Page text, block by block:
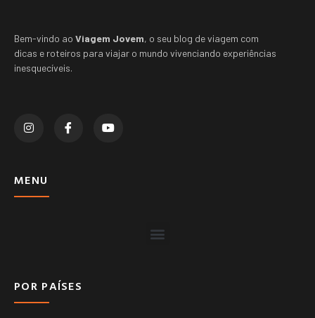
Bem-vindo ao Viagem Jovem, o seu blog de viagem com
dicas e roteiros para viajar o mundo vivenciando experiências
inesquecíveis.
MENU
POR PAÍSES